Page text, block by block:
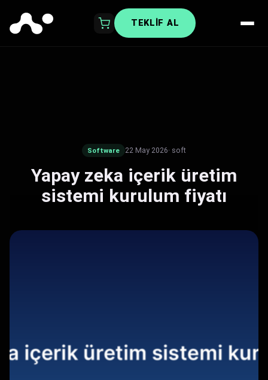
TEKLIF AL
Software 22 May 2026· soft
Yapay zeka içerik üretim
sistemi kurulum fiyatı